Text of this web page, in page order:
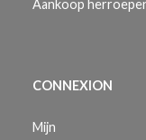
Aankoop
CONNEXION
Mijn